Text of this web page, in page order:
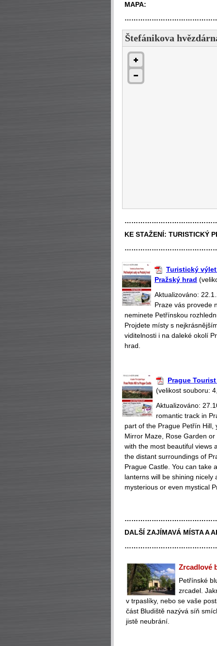
MAPA:
Štefánikova
KE STAŽENÍ: TURISTICKÝ
Turistický
Pražský hrad
Aktualizováno:
Praze vás provede
neminete Petřínskou
Projdete místy s
viditelnosti i na daleké okolí
hrad.
Prague
(velikost souboru:
Aktualizováno:
romantic track in
part of the Prague Petřín Hill,
Mirror Maze, Rose Garden
with the most beautiful views
the distant surroundings of
Prague Castle. You can take
lanterns will be shining
mysterious or even mystical
DALŠÍ ZAJÍMAVÁ MÍSTA A
Zrcadlové
Petřínské
zrcadel.
v trpaslíky, nebo se vaše
část Bludiště nazývá síň
jistě neubrání.